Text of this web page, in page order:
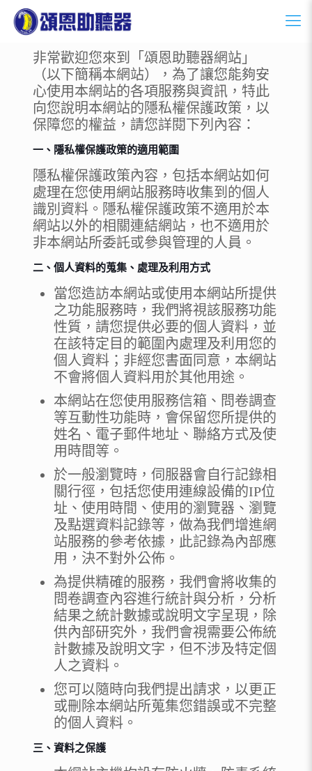
非常歡迎您來到「頌恩助聽器網站」
（以下簡稱本網站），為了讓您能夠安
心使用本網站的各項服務與資訊，特此
向您說明本網站的隱私權保護政策，以
保障您的權益，請您詳閱下列內容：
一、隱私權保護政策的適用範圍
隱私權保護政策內容，包括本網站如何
處理在您使用網站服務時收集到的個人
識別資料。隱私權保護政策不適用於本
網站以外的相關連結網站，也不適用於
非本網站所委託或參與管理的人員。
二、個人資料的蒐集、處理及利用方式
當您造訪本網站或使用本網站所提供
之功能服務時，我們將視該服務功能
性質，請您提供必要的個人資料，並
在該特定目的範圍內處理及利用您的
個人資料；非經您書面同意，本網站
不會將個人資料用於其他用途。
本網站在您使用服務信箱、問卷調查
等互動性功能時，會保留您所提供的
姓名、電子郵件地址、聯絡方式及使
用時間等。
於一般瀏覽時，伺服器會自行記錄相
關行徑，包括您使用連線設備的IP位
址、使用時間、使用的瀏覽器、瀏覽
及點選資料記錄等，做為我們增進網
站服務的參考依據，此記錄為內部應
用，決不對外公佈。
為提供精確的服務，我們會將收集的
問卷調查內容進行統計與分析，分析
結果之統計數據或說明文字呈現，除
供內部研究外，我們會視需要公佈統
計數據及說明文字，但不涉及特定個
人之資料。
您可以隨時向我們提出請求，以更正
或刪除本網站所蒐集您錯誤或不完整
的個人資料。
三、資料之保護